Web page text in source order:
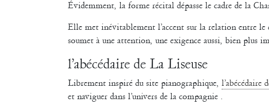
Évidemment, la forme récital dépasse le cadre de la
Elle met inévitablement l’accent sur la relation entre le
soumet à une attention, une exigence aussi, bien plus
l’abécédaire de La Liseuse
Librement inspiré du site pianographique, l’abécédaire
et naviguer dans l’univers de la compagnie .